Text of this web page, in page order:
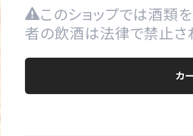
このショップでは酒類
者の飲酒は法律で禁止さ
カ